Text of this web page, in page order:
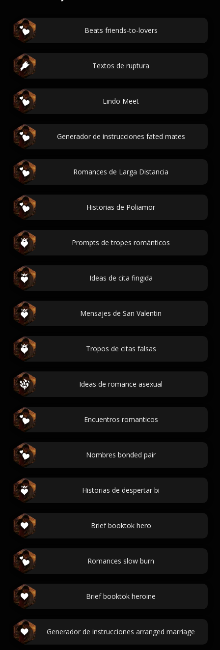
Beats friends-to-lovers
Textos de ruptura
Lindo Meet
Generador de instrucciones fated mates
Romances de Larga Distancia
Historias de Poliamor
Prompts de tropes románticos
Ideas de cita fingida
Mensajes de San Valentin
Tropos de citas falsas
Ideas de romance asexual
Encuentros romanticos
Nombres bonded pair
Historias de despertar bi
Brief booktok hero
Romances slow burn
Brief booktok heroine
Generador de instrucciones arranged marriage